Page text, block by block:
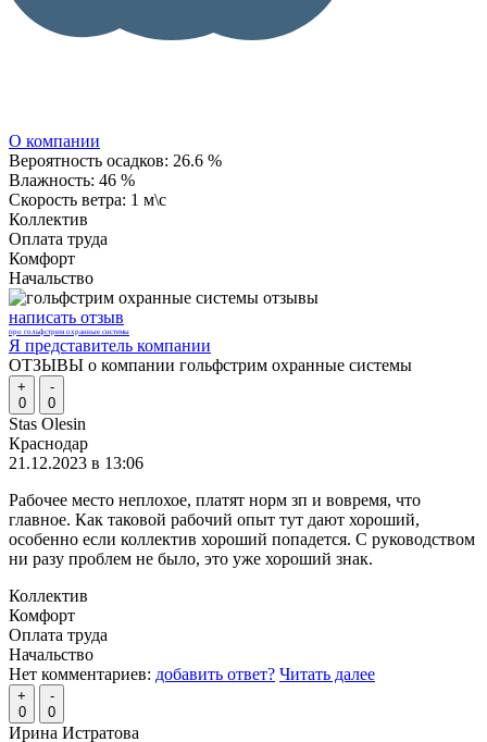
О компании
Вероятность осадков: 26.6 %
Влажность: 46 %
Скорость ветра: 1 м\с
Коллектив
Оплата труда
Комфорт
Начальство
написать отзыв
про гольфстрим охранные системы
Я представитель компании
ОТЗЫВЫ о компании гольфстрим охранные системы
+
0
-
0
Stas Olesin
Краснодар
21.12.2023 в 13:06
Рабочее место неплохое, платят норм зп и вовремя, что
главное. Как таковой рабочий опыт тут дают хороший,
особенно если коллектив хороший попадется. С руководством
ни разу проблем не было, это уже хороший знак.
Коллектив
Комфорт
Оплата труда
Начальство
Нет комментариев: добавить ответ? Читать далее
+
0
-
0
Ирина Истратова